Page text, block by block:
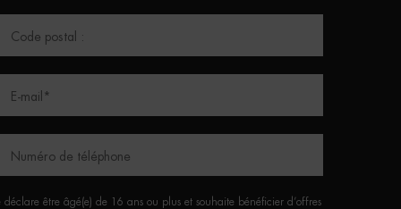
Code postal :
E-mail *
Numéro de téléphone
déclare être âgé(e) de 16 ans ou plus et souhaite bénéficier d’offres